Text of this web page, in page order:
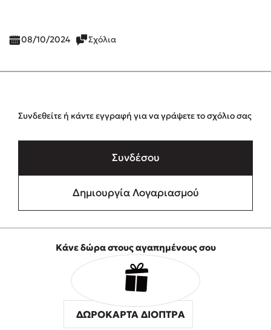
08/10/2024 Σχόλια
Συνδεθείτε ή κάντε εγγραφή για να γράψετε το σχόλιο σας
Συνδέσου
Δημιουργία Λογαριασμού
Κάνε δώρα στους αγαπημένους σου
ΔΩΡΟΚΑΡΤΑ ΔΙΟΠΤΡΑ